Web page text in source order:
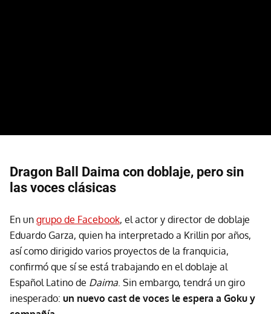
Dragon Ball Daima con doblaje, pero sin
las voces clásicas
En un grupo de Facebook, el actor y director de doblaje
Eduardo Garza, quien ha interpretado a Krillin por años,
así como dirigido varios proyectos de la franquicia,
confirmó que sí se está trabajando en el doblaje al
Español Latino de Daima. Sin embargo, tendrá un giro
inesperado: un nuevo cast de voces le espera a Goku y